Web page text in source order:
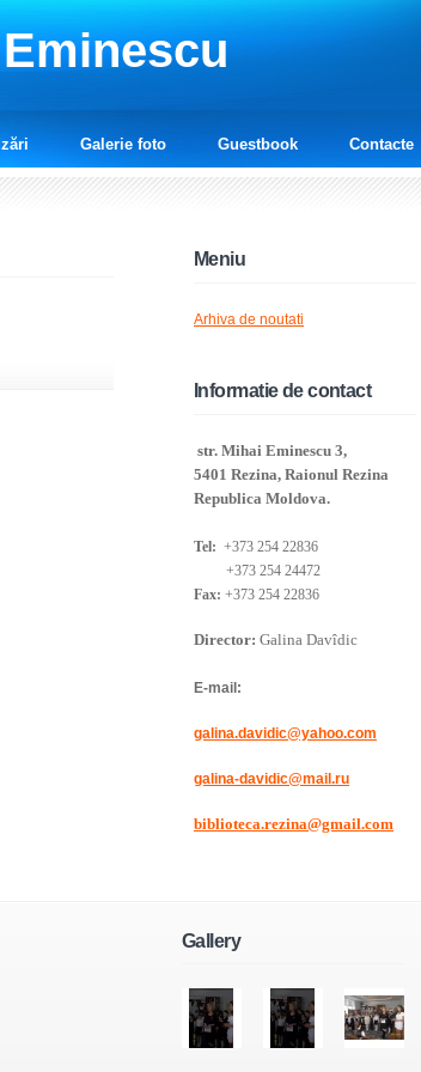
Galerie foto Guestbook Contacte
Meniu
Arhiva de noutati
Informatie de contact
str. Mihai Eminescu 3,
5401 Rezina, Raionul Rezina
Republica Moldova.
Tel: ‎ +373 254 22836
+373 254 24472
Fax: +373 254 22836
Director: Galina Davîdic
E-mail:
galina.davidic@yahoo.com
galina-davidic@mail.ru
biblioteca.rezina@gmail.com
Gallery